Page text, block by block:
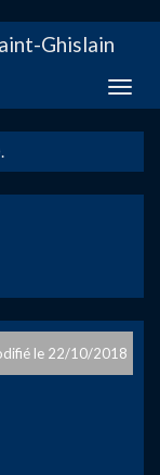
Ghislain
Toggle
22/10/2018